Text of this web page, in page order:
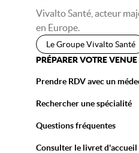
Vivalto Santé, acteur
en Europe.
Le Groupe Vivalto Santé
PRÉPARER VOTRE VENUE
Prendre RDV avec un
Rechercher une spécialité
Questions fréquentes
Consulter le livret d'accueil